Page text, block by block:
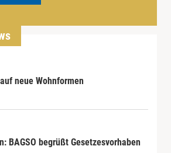
neue Wohnformen
BAGSO begrüßt Gesetzesvorhaben